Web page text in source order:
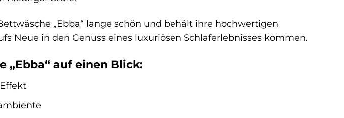
„Ebba“ lange schön und behält ihre hochwertigen
Neue in den Genuss eines luxuriösen Schlaferlebnisses kommen.
„Ebba“ auf einen Blick: